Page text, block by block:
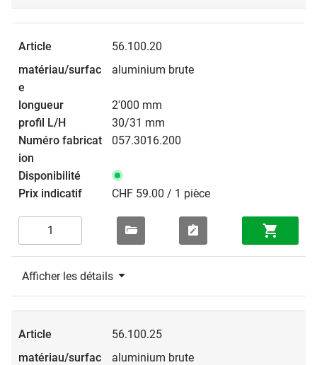
56.100.20
aluminium brute
2'000 mm
30/31 mm
057.3016.200
CHF 59.00 / 1 pièce
Afficher les détails
56.100.25
aluminium brute